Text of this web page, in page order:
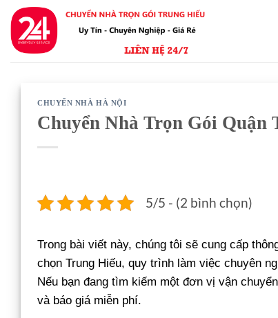
qua
nội
CHUYỂN NHÀ HÀ NỘI
Chuyển Nhà Trọn Gói
5/5 - (2 bình chọn)
Trong bài viết này, chúng tôi sẽ cung cấp
chọn Trung Hiếu, quy trình làm việc chuyên
Nếu bạn đang tìm kiếm một đơn vị vận
và báo giá miễn phí.